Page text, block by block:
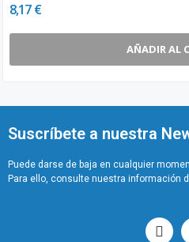
8,17 €
AÑADIR AL
Suscríbete a nuestra
Puede darse de baja en cualquier
Para ello, consulte nuestra información